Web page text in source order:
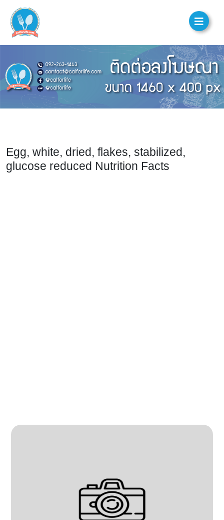
Egg, white, dried, flakes, stabilized,
glucose reduced Nutrition Facts